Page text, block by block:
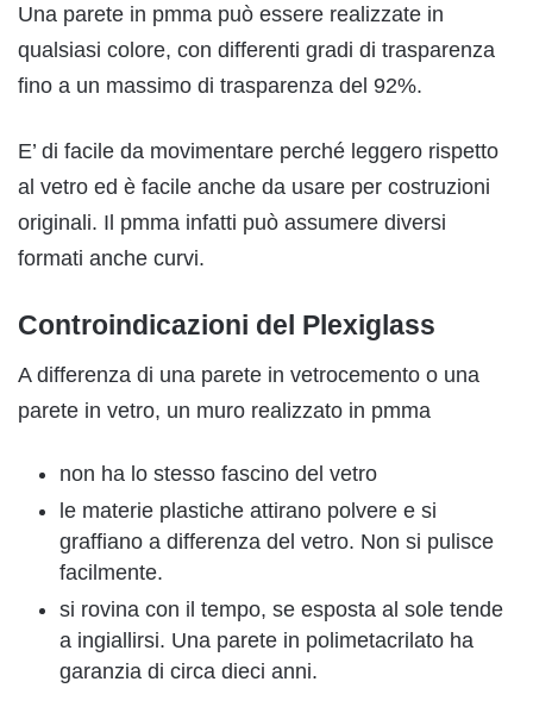
Una parete in pmma può essere realizzate in
qualsiasi colore, con differenti gradi di trasparenza
fino a un massimo di trasparenza del 92%.
E’ di facile da movimentare perché leggero rispetto
al vetro ed è facile anche da usare per costruzioni
originali. Il pmma infatti può assumere diversi
formati anche curvi.
Controindicazioni del Plexiglass
A differenza di una parete in vetrocemento o una
parete in vetro, un muro realizzato in pmma
non ha lo stesso fascino del vetro
le materie plastiche attirano polvere e si
graffiano a differenza del vetro. Non si pulisce
facilmente.
si rovina con il tempo, se esposta al sole tende
a ingiallirsi. Una parete in polimetacrilato ha
garanzia di circa dieci anni.